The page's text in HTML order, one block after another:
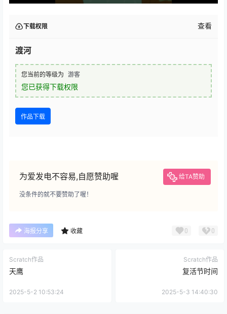
下载权限 查看
渡河
您当前的等级为 游客
您已获得下载权限
作品下载
为爱发电不容易,自愿赞助喔 给TA赞助
没条件的就不要赞助了喔！
海报分享 收藏 0 0
Scratch作品
天鹰
2025-5-2 10:53:24
Scratch作品
复活节时间
2025-5-3 14:40:30